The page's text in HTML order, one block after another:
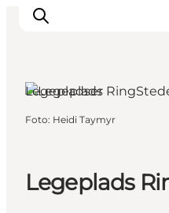
Ringsted
Ringsted
Legeplads
Legepladser
Foto: Heidi Taymyr